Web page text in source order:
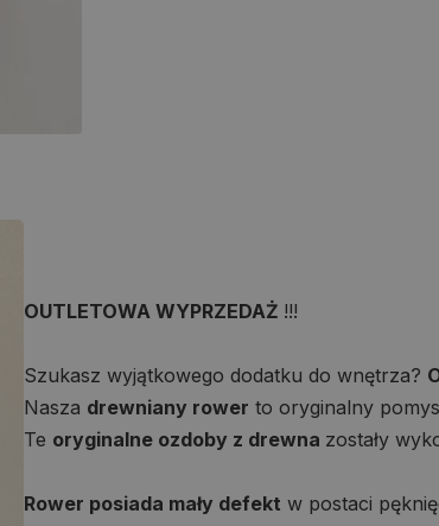
OUTLETOWA WYPRZEDAŻ !!!
Szukasz wyjątkowego dodatku do wnętrza?
Nasza drewniany rower to oryginalny
Te oryginalne ozdoby z drewna zostały
Rower posiada mały defekt w postaci